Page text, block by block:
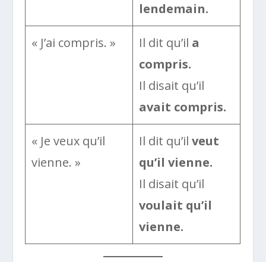
lendemain.
« J’ai compris. » Il dit qu’il a
compris.
Il disait qu’il
avait compris.
« Je veux qu’il
vienne. »
Il dit qu’ilveut
qu’il vienne.
Il disait qu’il
voulait qu’il
vienne.